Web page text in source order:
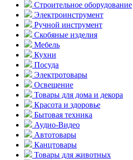
Строительное оборудование
Электроинструмент
Ручной инструмент
Скобяные изделия
Мебель
Кухни
Посуда
Электротовары
Освещение
Товары для дома и декора
Красота и здоровье
Бытовая техника
Аудио-Видео
Автотовары
Канцтовары
Товары для животных